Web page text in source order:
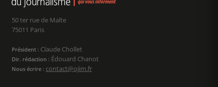
50 ter rue de Malte
75011 Paris
Président : Claude Chollet
Dir. rédaction : Édouard Chanot
Nous écrire : contact@ojim.fr